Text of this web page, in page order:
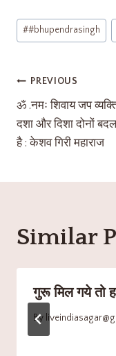
##bhupendrasingh
PREVIOUS
ॐ .नमः शिवाय जप
दशा और दिशा दोनों
है : केशव गिरी महाराज
Similar
गुरू मिल गये तो
By